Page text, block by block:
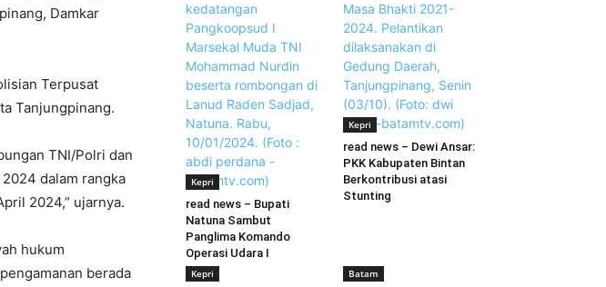
Damkar
Terpusat
Tanjungpinang.
TNI/Polri dan
dalam rangka
2024,” ujarnya.
hukum
berada
Kepri
read news – Bupati
Natuna Sambut
Panglima Komando
Operasi Udara I
Kepri
read news – Dewi Ansar:
PKK Kabupaten Bintan
Berkontribusi atasi
Stunting
Kepri Batam